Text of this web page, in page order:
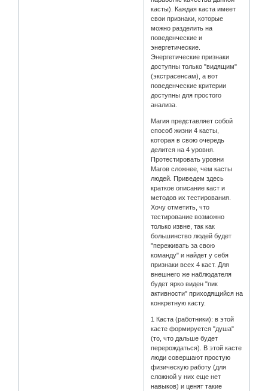
касты). Каждая каста имеет
свои признаки, которые
можно разделить на
поведенческие и
энергетические.
Энергетические признаки
доступны только "видящим"
(экстрасенсам), а вот
поведенческие критерии
доступны для простого
анализа.
Магия представляет собой
способ жизни 4 касты,
которая в свою очередь
делится на 4 уровня.
Протестировать уровни
Магов сложнее, чем касты
людей. Приведем здесь
краткое описание каст и
методов их тестирования.
Хочу отметить, что
тестирование возможно
только извне, так как
большинство людей будет
"переживать за свою
команду" и найдет у себя
признаки всех 4 каст. Для
внешнего же наблюдателя
будет ярко виден "пик
активности" приходящийся на
конкретную касту.
1 Каста (работники): в этой
касте формируется "душа"
(то, что дальше будет
перерождаться). В этой касте
люди совершают простую
физическую работу (для
сложной у них еще нет
навыков) и ценят такие